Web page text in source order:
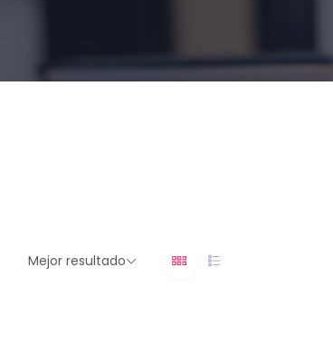
Mejor resultado